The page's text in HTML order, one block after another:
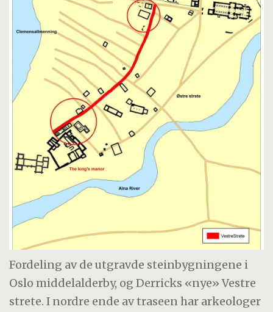
Fordeling av de utgravde steinbygningene i
Oslo middelalderby, og Derricks «nye» Vestre
strete. I nordre ende av traseen har arkeologer